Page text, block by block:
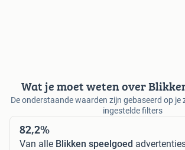
Wat je moet weten over
De onderstaande waarden zijn gebaseerd op je
ingestelde filters
82,2%
Van alle Blikken speelgoed